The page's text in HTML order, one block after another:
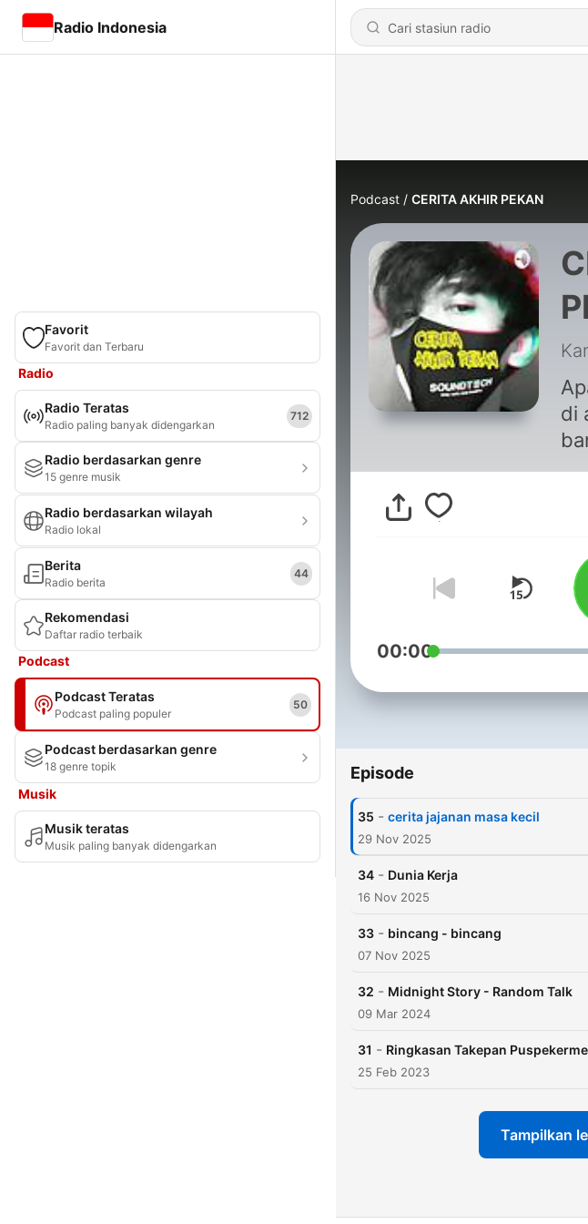
Radio Indonesia
Favorit
Favorit dan Terbaru
Radio
Radio Teratas
Radio paling banyak didengarkan
712
Radio berdasarkan genre
15 genre musik
Radio berdasarkan wilayah
Radio lokal
Berita
Radio berita
44
Rekomendasi
Daftar radio terbaik
Podcast
Podcast Teratas
Podcast paling populer
50
Podcast berdasarkan genre
18 genre topik
Musik
Musik teratas
Musik paling banyak didengarkan
Podcast CERITA AKHIR PEKAN
di
00:00
Episode
35 - cerita jajanan masa kecil
29 Nov 2025
34 - Dunia Kerja
16 Nov 2025
33 - bincang - bincang
07 Nov 2025
32 - Midnight Story - Random Talk
09 Mar 2024
31 - Ringkasan Takepan Puspekerme
25 Feb 2023
Tampilkan